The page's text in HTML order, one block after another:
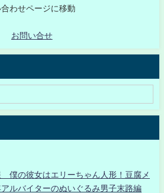
わせページに移動
お問い合せ
僕の彼女はエリーちゃん人形！豆腐メ
ルバイターのぬいぐるみ男子末路編